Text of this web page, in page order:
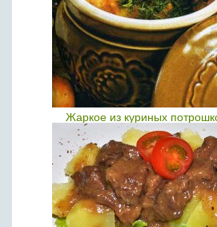
Жаркое из куриных